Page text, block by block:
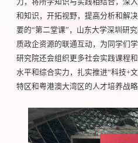
力，将所学知识与实践相结合，深
和知识，开拓视野，提高分析和解
要的“第二堂课”，山东大学深圳研
质政企资源的联通互动，为同学们
研究院还会组织更多社会实践课程
水平和综合实力，扎实推进“科技+
特区和粤港澳大湾区的人才培养战略